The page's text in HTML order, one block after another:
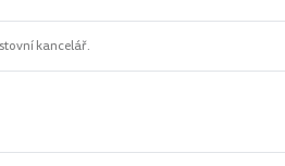
kancelář.